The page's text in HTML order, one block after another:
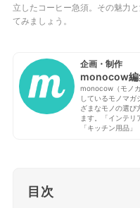
立したコーヒー急須。その魅力
てみましょう。
企画・制作
monocow編
monocow（モノ
しているモノマガ
ざまなモノの選び
ます。「インテリ
「キッチン用品
目次